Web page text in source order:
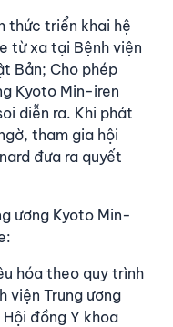
thức triển khai hệ
từ xa tại Bệnh viện
Bản; Cho phép
Kyoto Min-iren
diễn ra. Khi phát
tham gia hội
đưa ra quyết
ương Kyoto Min-
hóa theo quy trình
viện Trung ương
đồng Y khoa